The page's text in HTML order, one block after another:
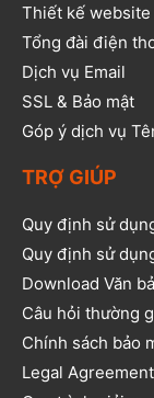
Thiết kế website
Tổng đài điện
Dịch vụ Email
SSL & Bảo mật
Góp ý dịch vụ
TRỢ GIÚP
Quy định sử
Quy định sử
Download Văn
Câu hỏi thường
Chính sách bảo
Legal